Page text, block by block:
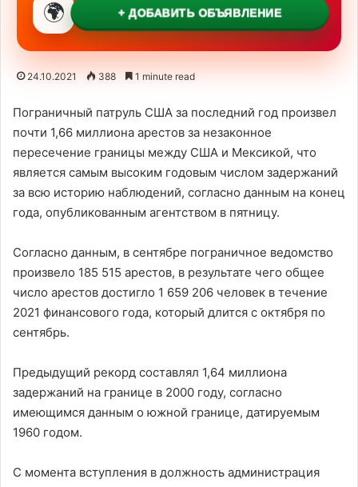
🌍 + ДОБАВИТЬ ОБЪЯВЛЕНИЕ
24.10.2021 388 1 minute read
Пограничный патруль США за последний год произвел
почти 1,66 миллиона арестов за незаконное
пересечение границы между США и Мексикой, что
является самым высоким годовым числом задержаний
за всю историю наблюдений, согласно данным на конец
года, опубликованным агентством в пятницу.
Согласно данным, в сентябре пограничное ведомство
произвело 185 515 арестов, в результате чего общее
число арестов достигло 1 659 206 человек в течение
2021 финансового года, который длится с октября по
сентябрь.
Предыдущий рекорд составлял 1,64 миллиона
задержаний на границе в 2000 году, согласно
имеющимся данным о южной границе, датируемым
1960 годом.
С момента вступления в должность администрация